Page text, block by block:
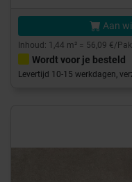
Aan
Inhoud: 1,44 m² = 56,09 €/
Wordt voor je besteld
Levertijd 10-15 werkdagen,